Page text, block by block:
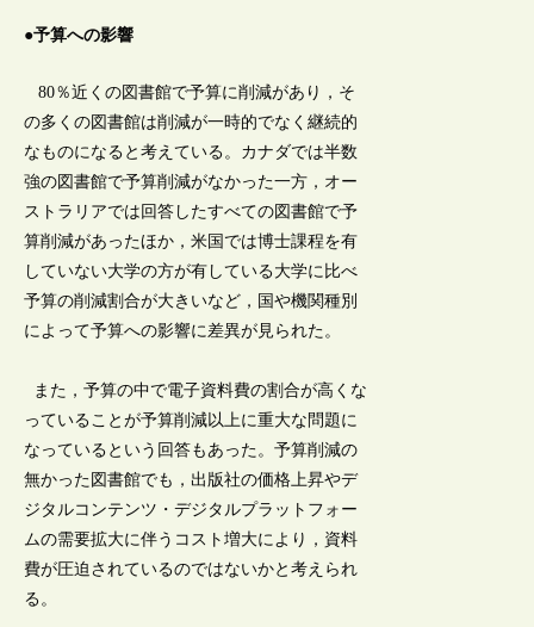
●予算への影響
80％近くの図書館で予算に削減があり，そ
の多くの図書館は削減が一時的でなく継続的
なものになると考えている。カナダでは半数
強の図書館で予算削減がなかった一方，オー
ストラリアでは回答したすべての図書館で予
算削減があったほか，米国では博士課程を有
していない大学の方が有している大学に比べ
予算の削減割合が大きいなど，国や機関種別
によって予算への影響に差異が見られた。
また，予算の中で電子資料費の割合が高くな
っていることが予算削減以上に重大な問題に
なっているという回答もあった。予算削減の
無かった図書館でも，出版社の価格上昇やデ
ジタルコンテンツ・デジタルプラットフォー
ムの需要拡大に伴うコスト増大により，資料
費が圧迫されているのではないかと考えられ
る。